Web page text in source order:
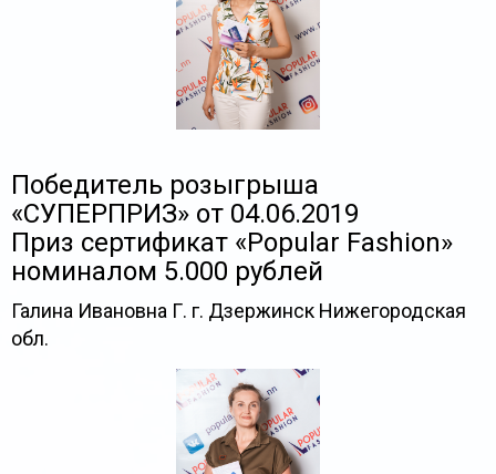
Победитель розыгрыша
«СУПЕРПРИЗ» от 04.06.2019
Приз сертификат «Popular Fashion»
номиналом 5.000 рублей
Галина Ивановна Г. г. Дзержинск Нижегородская
обл.